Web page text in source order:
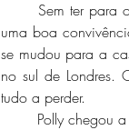
uma boa
se mudou para a
no sul de Londres.
tudo a perder.